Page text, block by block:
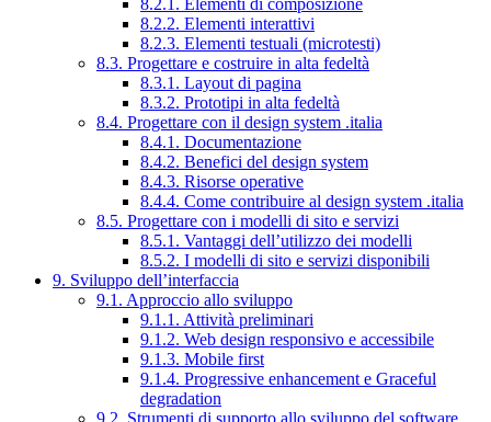
8.2.1. Elementi di composizione
8.2.2. Elementi interattivi
8.2.3. Elementi testuali (microtesti)
8.3. Progettare e costruire in alta fedeltà
8.3.1. Layout di pagina
8.3.2. Prototipi in alta fedeltà
8.4. Progettare con il design system .italia
8.4.1. Documentazione
8.4.2. Benefici del design system
8.4.3. Risorse operative
8.4.4. Come contribuire al design system .italia
8.5. Progettare con i modelli di sito e servizi
8.5.1. Vantaggi dell’utilizzo dei modelli
8.5.2. I modelli di sito e servizi disponibili
9. Sviluppo dell’interfaccia
9.1. Approccio allo sviluppo
9.1.1. Attività preliminari
9.1.2. Web design responsivo e accessibile
9.1.3. Mobile first
9.1.4. Progressive enhancement e Graceful
degradation
9.2. Strumenti di supporto allo sviluppo del software